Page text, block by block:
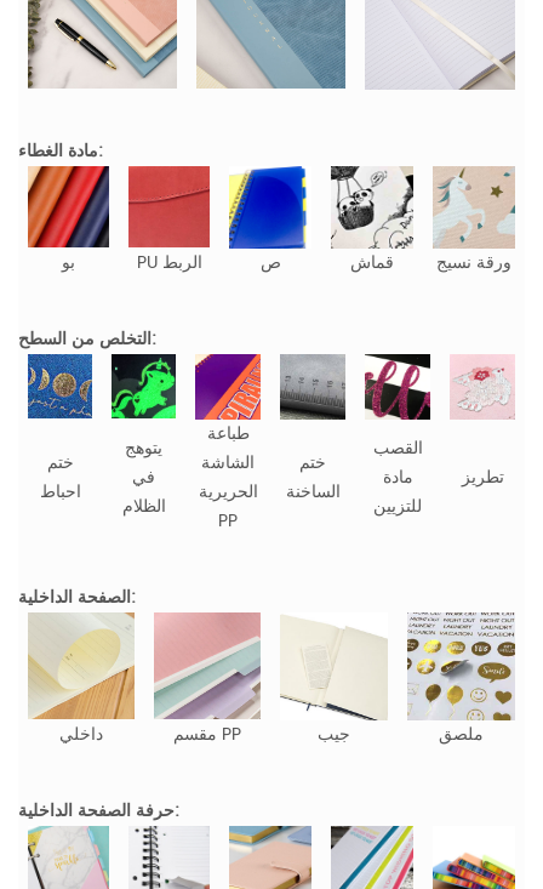
مادة الغطاء:
بو PU الربط ص قماش ورقة نسيج
التخلص من السطح:
ختم
احباط
يتوهج
في
الظلام
طباعة
الشاشة
الحريرية
PP
ختم
الساخنة
القصب
مادة
للتزيين
تطريز
الصفحة الداخلية:
داخلي مقسم PP جيب ملصق
حرفة الصفحة الداخلية: